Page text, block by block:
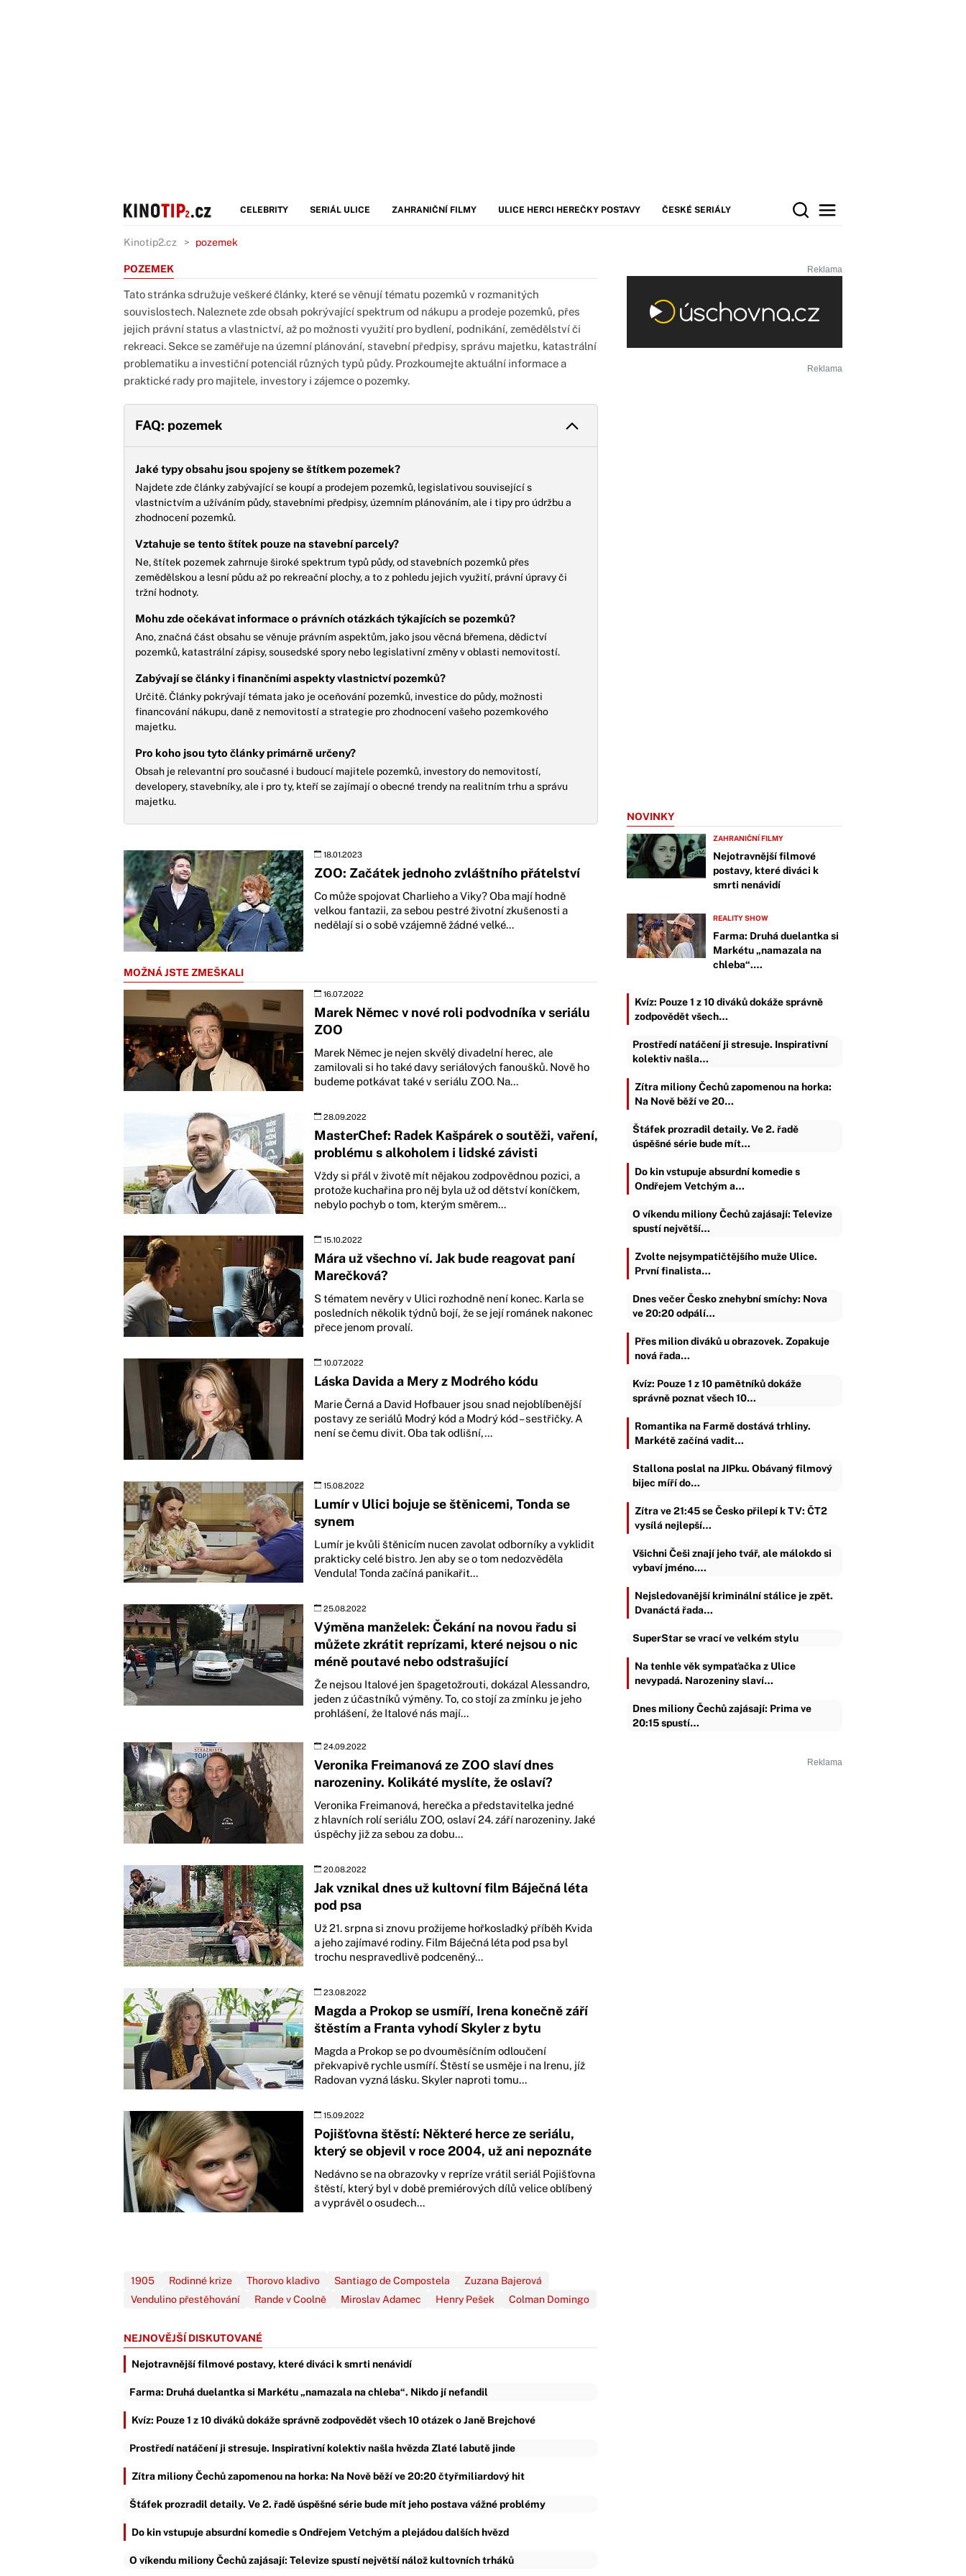
CELEBRITY SERIÁL ULICE ZAHRANIČNÍ FILMY ULICE HERCI HEREČKY POSTAVY ČESKÉ SERIÁLY
Kinotip2.cz pozemek
POZEMEK
Tato stránka sdružuje veškeré články, které se věnují tématu pozemků v rozmanitých
souvislostech. Naleznete zde obsah pokrývající spektrum od nákupu a prodeje pozemků, přes
jejich právní status a vlastnictví, až po možnosti využití pro bydlení, podnikání, zemědělství či
rekreaci. Sekce se zaměřuje na územní plánování, stavební předpisy, správu majetku, katastrální
problematiku a investiční potenciál různých typů půdy. Prozkoumejte aktuální informace a
praktické rady pro majitele, investory i zájemce o pozemky.
FAQ: pozemek
Jaké typy obsahu jsou spojeny se štítkem pozemek?
Najdete zde články zabývající se koupí a prodejem pozemků, legislativou související s
vlastnictvím a užíváním půdy, stavebními předpisy, územním plánováním, ale i tipy pro údržbu a
zhodnocení pozemků.
Vztahuje se tento štítek pouze na stavební parcely?
Ne, štítek pozemek zahrnuje široké spektrum typů půdy, od stavebních pozemků přes
zemědělskou a lesní půdu až po rekreační plochy, a to z pohledu jejich využití, právní úpravy či
tržní hodnoty.
Mohu zde očekávat informace o právních otázkách týkajících se pozemků?
Ano, značná část obsahu se věnuje právním aspektům, jako jsou věcná břemena, dědictví
pozemků, katastrální zápisy, sousedské spory nebo legislativní změny v oblasti nemovitostí.
Zabývají se články i finančními aspekty vlastnictví pozemků?
Určitě. Články pokrývají témata jako je oceňování pozemků, investice do půdy, možnosti
financování nákupu, daně z nemovitostí a strategie pro zhodnocení vašeho pozemkového
majetku.
Pro koho jsou tyto články primárně určeny?
Obsah je relevantní pro současné i budoucí majitele pozemků, investory do nemovitostí,
developery, stavebníky, ale i pro ty, kteří se zajímají o obecné trendy na realitním trhu a správu
majetku.
18.01.2023
ZOO: Začátek jednoho zvláštního přátelství
Co může spojovat Charlieho a Viky? Oba mají hodně
velkou fantazii, za sebou pestré životní zkušenosti a
nedělají si o sobě vzájemně žádné velké...
MOŽNÁ JSTE ZMEŠKALI
16.07.2022
Marek Němec v nové roli podvodníka v seriálu
ZOO
Marek Němec je nejen skvělý divadelní herec, ale
zamilovali si ho také davy seriálových fanoušků. Nově ho
budeme potkávat také v seriálu ZOO. Na...
28.09.2022
MasterChef: Radek Kašpárek o soutěži, vaření,
problému s alkoholem i lidské závisti
Vždy si přál v životě mít nějakou zodpovědnou pozici, a
protože kuchařina pro něj byla už od dětství koníčkem,
nebylo pochyb o tom, kterým směrem...
15.10.2022
Mára už všechno ví. Jak bude reagovat paní
Marečková?
S tématem nevěry v Ulici rozhodně není konec. Karla se
posledních několik týdnů bojí, že se její románek nakonec
přece jenom provalí.
10.07.2022
Láska Davida a Mery z Modrého kódu
Marie Černá a David Hofbauer jsou snad nejoblíbenější
postavy ze seriálů Modrý kód a Modrý kód – sestřičky. A
není se čemu divit. Oba tak odlišní,...
15.08.2022
Lumír v Ulici bojuje se štěnicemi, Tonda se
synem
Lumír je kvůli štěnicím nucen zavolat odborníky a vyklidit
prakticky celé bistro. Jen aby se o tom nedozvěděla
Vendula! Tonda začíná panikařit...
25.08.2022
Výměna manželek: Čekání na novou řadu si
můžete zkrátit reprízami, které nejsou o nic
méně poutavé nebo odstrašující
Že nejsou Italové jen špagetožrouti, dokázal Alessandro,
jeden z účastníků výměny. To, co stojí za zmínku je jeho
prohlášení, že Italové nás mají...
24.09.2022
Veronika Freimanová ze ZOO slaví dnes
narozeniny. Kolikáté myslíte, že oslaví?
Veronika Freimanová, herečka a představitelka jedné
z hlavních rolí seriálu ZOO, oslaví 24. září narozeniny. Jaké
úspěchy již za sebou za dobu...
20.08.2022
Jak vznikal dnes už kultovní film Báječná léta
pod psa
Už 21. srpna si znovu prožijeme hořkosladký příběh Kvida
a jeho zajímavé rodiny. Film Báječná léta pod psa byl
trochu nespravedlivě podceněný...
23.08.2022
Magda a Prokop se usmíří, Irena konečně září
štěstím a Franta vyhodí Skyler z bytu
Magda a Prokop se po dvouměsíčním odloučení
překvapivě rychle usmíří. Štěstí se usměje i na Irenu, jíž
Radovan vyzná lásku. Skyler naproti tomu...
15.09.2022
Pojišťovna štěstí: Některé herce ze seriálu,
který se objevil v roce 2004, už ani nepoznáte
Nedávno se na obrazovky v repríze vrátil seriál Pojišťovna
štěstí, který byl v době premiérových dílů velice oblíbený
a vyprávěl o osudech...
1905 Rodinné krize Thorovo kladivo Santiago de Compostela
Zuzana Bajerová
Vendulino přestěhování
Rande v Coolně Miroslav Adamec Henry Pešek Colman Domingo
NEJNOVĚJŠÍ DISKUTOVANÉ
Nejotravnější filmové postavy, které diváci k smrti nenávidí
Farma: Druhá duelantka si Markétu „namazala na chleba“. Nikdo jí nefandil
Kvíz: Pouze 1 z 10 diváků dokáže správně zodpovědět všech 10 otázek o Janě Brejchové
Prostředí natáčení ji stresuje. Inspirativní kolektiv našla hvězda Zlaté labutě jinde
Zítra miliony Čechů zapomenou na horka: Na Nově běží ve 20:20 čtyřmiliardový hit
Štáfek prozradil detaily. Ve 2. řadě úspěšné série bude mít jeho postava vážné problémy
Do kin vstupuje absurdní komedie s Ondřejem Vetchým a plejádou dalších hvězd
O víkendu miliony Čechů zajásají: Televize spustí největší nálož kultovních trháků
NOVINKY
ZAHRANIČNÍ FILMY
Nejotravnější filmové
postavy, které diváci k
smrti nenávidí
REALITY SHOW
Farma: Druhá duelantka si
Markétu „namazala na
chleba“.…
Kvíz: Pouze 1 z 10 diváků dokáže správně
zodpovědět všech…
Prostředí natáčení ji stresuje. Inspirativní
kolektiv našla…
Zítra miliony Čechů zapomenou na horka:
Na Nově běží ve 20…
Štáfek prozradil detaily. Ve 2. řadě
úspěšné série bude mít…
Do kin vstupuje absurdní komedie s
Ondřejem Vetchým a…
O víkendu miliony Čechů zajásají: Televize
spustí největší…
Zvolte nejsympatičtějšího muže Ulice.
První finalista…
Dnes večer Česko znehybní smíchy: Nova
ve 20:20 odpálí…
Přes milion diváků u obrazovek. Zopakuje
nová řada…
Kvíz: Pouze 1 z 10 pamětníků dokáže
správně poznat všech 10…
Romantika na Farmě dostává trhliny.
Markétě začíná vadit…
Stallona poslal na JIPku. Obávaný filmový
bijec míří do…
Zítra ve 21:45 se Česko přilepí k TV: ČT2
vysílá nejlepší…
Všichni Češi znají jeho tvář, ale málokdo si
vybaví jméno.…
Nejsledovanější kriminální stálice je zpět.
Dvanáctá řada…
SuperStar se vrací ve velkém stylu
Na tenhle věk sympaťačka z Ulice
nevypadá. Narozeniny slaví…
Dnes miliony Čechů zajásají: Prima ve
20:15 spustí…